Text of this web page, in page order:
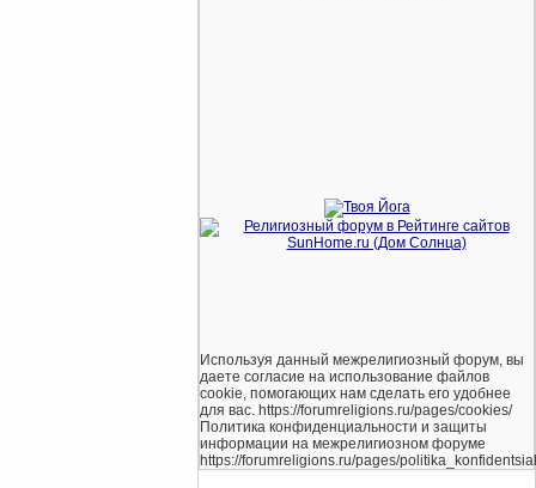
Используя данный межрелигиозный форум, вы
даете согласие на использование файлов
cookie, помогающих нам сделать его удобнее
для вас. https://forumreligions.ru/pages/cookies/
Политика конфиденциальности и защиты
информации на межрелигиозном форуме
https://forumreligions.ru/pages/